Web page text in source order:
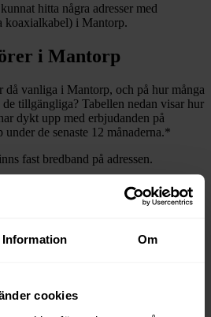
Information Om
cookies
hitta några adresser med
koaxialkabel) i Mantorp.
i Mantorp
då vanliga i Mantorp, och på hur många
tillgängliga? Tabellen nedan visar hur
dykt upp med erbjudanden på
under de senaste 12 månaderna.*
fast bredband på adressen.